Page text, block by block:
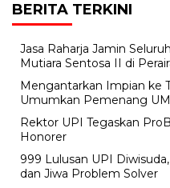
BERITA TERKINI
Jasa Raharja Jamin
Mutiara Sentosa II di
Mengantarkan Impian ke
Umumkan Pemenang
Rektor UPI Tegaskan
Honorer
999 Lulusan UPI
dan Jiwa Problem Solver